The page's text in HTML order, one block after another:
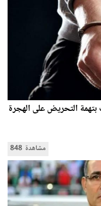
التحريض على الهجرة
848 مشاهدة